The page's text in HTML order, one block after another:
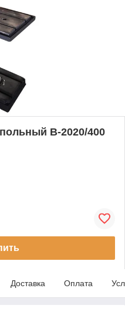
B-2020/400
Доставка Оплата